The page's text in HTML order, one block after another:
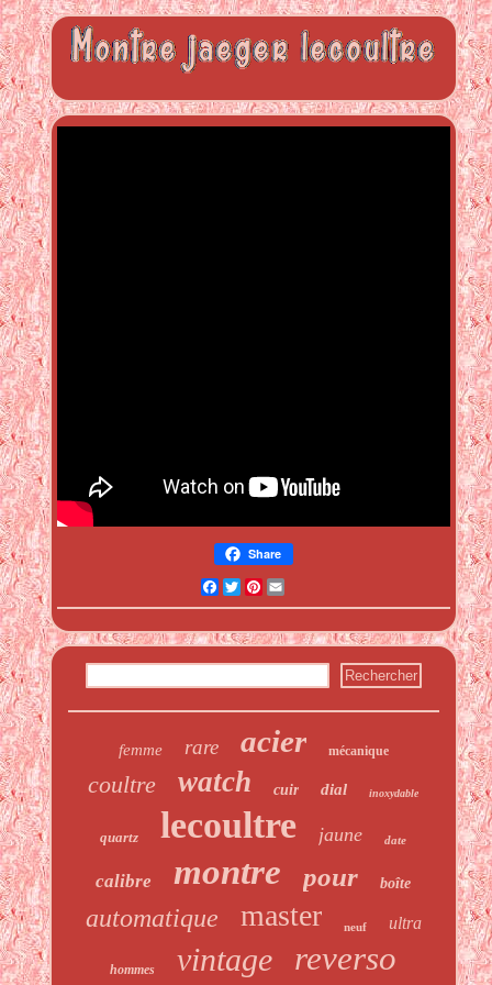
Share
Facebook
Twitter
Pinterest
Email
femme rare acier mécanique
coultre watch cuir dial inoxydable
quartz lecoultre jaune date
calibre montre pour boîte
automatique master neuf ultra
hommes vintage reverso